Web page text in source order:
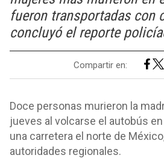
fueron transportadas con
concluyó el reporte
Compartir en:
Doce personas murieron la
jueves al volcarse el autobús
una carretera el norte de
autoridades regionales.